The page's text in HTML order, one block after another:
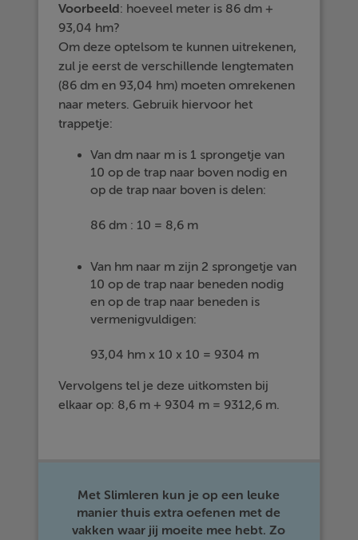
Voorbeeld: hoeveel meter is 86 dm +
93,04 hm?
Om deze optelsom te kunnen uitrekenen,
zul je eerst de verschillende lengtematen
(86 dm en 93,04 hm) moeten omrekenen
naar meters. Gebruik hiervoor het
trappetje:
Van dm naar m is 1 sprongetje van
10 op de trap naar boven nodig en
op de trap naar boven is delen:
86 dm : 10 = 8,6 m
Van hm naar m zijn 2 sprongetje van
10 op de trap naar beneden nodig
en op de trap naar beneden is
vermenigvuldigen:
93,04 hm x 10 x 10 = 9304 m
Vervolgens tel je deze uitkomsten bij
elkaar op: 8,6 m + 9304 m = 9312,6 m.
Met Slimleren kun je op een leuke
manier thuis extra oefenen met de
vakken waar jij moeite mee hebt. Zo